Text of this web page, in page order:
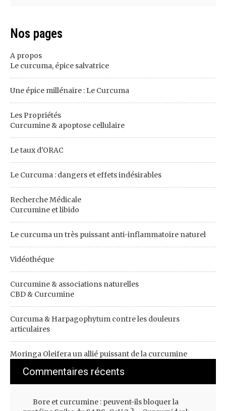
Nos pages
A propos
Le curcuma, épice salvatrice
Une épice millénaire : Le Curcuma
Les Propriétés
Curcumine & apoptose cellulaire
Le taux d'ORAC
Le Curcuma : dangers et effets indésirables
Recherche Médicale
Curcumine et libido
Le curcuma un très puissant anti-inflammatoire naturel
Vidéothéque
Curcumine & associations naturelles
CBD & Curcumine
Curcuma & Harpagophytum contre les douleurs
articulaires
Moringa Oleifera un allié puissant de la curcumine
Commentaires récents
Bore et curcumine : peuvent-ils bloquer la